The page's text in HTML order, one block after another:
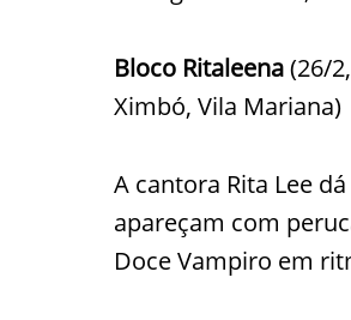
Bloco Ritaleena(26/
Ximbó, Vila Mariana)
A cantora Rita Lee
apareçam com
Doce Vampiro em